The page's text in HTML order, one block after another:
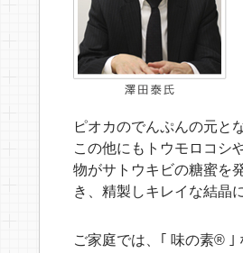
ピオカのでんぷんの元と
この他にもトウモロコシ
物がサトウキビの糖蜜を
き、精製しキレイな結晶
ご家庭では、｢ 味の素® ｣